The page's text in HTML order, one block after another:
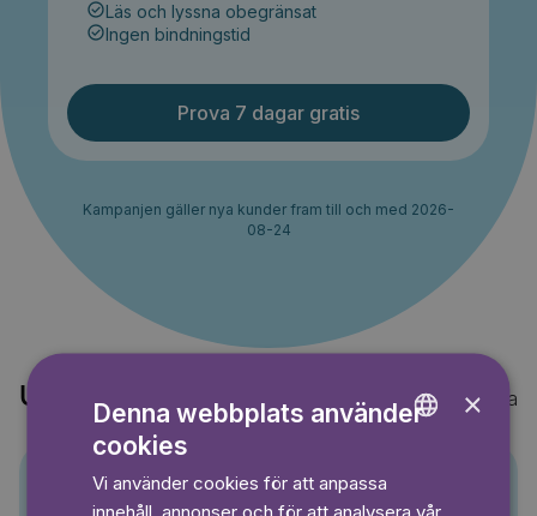
Läs och lyssna obegränsat
Ingen bindningstid
Prova 7 dagar gratis
Kampanjen gäller nya kunder fram till och med 2026-
08-24
Upptäck också Visa alla
×
Denna webbplats använder
cookies
Vi använder cookies för att anpassa
innehåll, annonser och för att analysera vår